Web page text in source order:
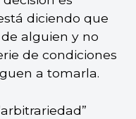
diciendo que
alguien y no
de condiciones
a tomarla.